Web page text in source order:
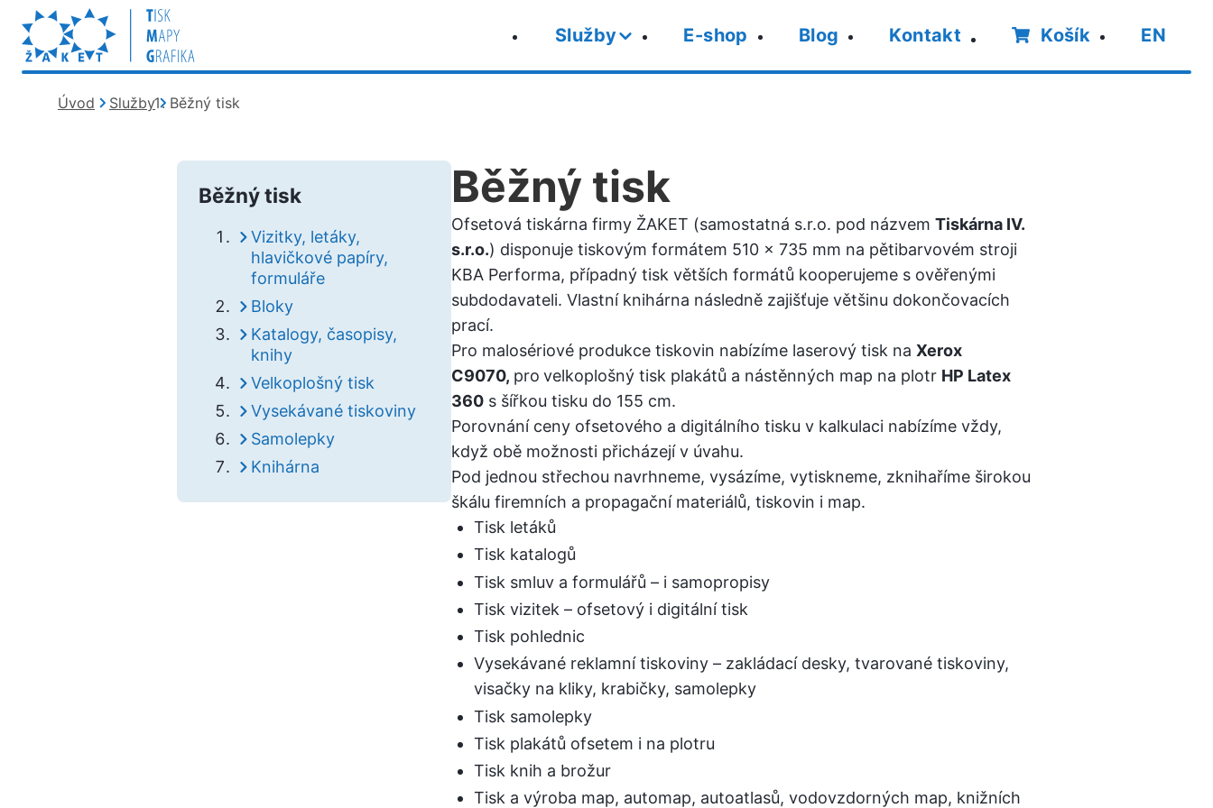
Služby
E-shop Blog Kontakt Košík EN
Kde se nacházím?
Úvod Služby Běžný tisk
Běžný tisk
Vizitky, letáky,
hlavičkové papíry,
formuláře
Bloky
Katalogy, časopisy,
knihy
Velkoplošný tisk
Vysekávané tiskoviny
Samolepky
Knihárna
Běžný tisk
Ofsetová tiskárna firmy ŽAKET (samostatná s.r.o. pod názvem Tiskárna IV.
s.r.o.) disponuje tiskovým formátem 510 x 735 mm na pětibarvovém stroji
KBA Performa, případný tisk větších formátů kooperujeme s ověřenými
subdodavateli. Vlastní knihárna následně zajišťuje většinu dokončovacích
prací.
Pro malosériové produkce tiskovin nabízíme laserový tisk na Xerox
C9070, pro velkoplošný tisk plakátů a nástěnných map na plotr HP Latex
360 s šířkou tisku do 155 cm.
Porovnání ceny ofsetového a digitálního tisku v kalkulaci nabízíme vždy,
když obě možnosti přicházejí v úvahu.
Pod jednou střechou navrhneme, vysázíme, vytiskneme, zknihaříme širokou
škálu firemních a propagační materiálů, tiskovin i map.
Tisk letáků
Tisk katalogů
Tisk smluv a formulářů – i samopropisy
Tisk vizitek – ofsetový i digitální tisk
Tisk pohlednic
Vysekávané reklamní tiskoviny – zakládací desky, tvarované tiskoviny,
visačky na kliky, krabičky, samolepky
Tisk samolepky
Tisk plakátů ofsetem i na plotru
Tisk knih a brožur
Tisk a výroba map, automap, autoatlasů, vodovzdorných map, knižních